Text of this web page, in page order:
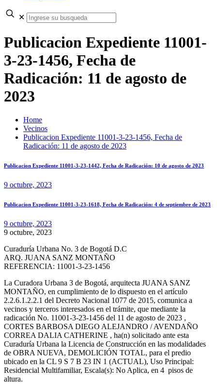
✕
Publicacion Expediente 11001-
3-23-1456, Fecha de
Radicación: 11 de agosto de
2023
Home
Vecinos
Publicacion Expediente 11001-3-23-1456, Fecha de
Radicación: 11 de agosto de 2023
Publicacion Expediente 11001-3-23-1442, Fecha de Radicación: 10 de agosto de 2023
9 octubre, 2023
Publicacion Expediente 11001-3-23-1618, Fecha de Radicación: 4 de septiembre de 2023
9 octubre, 2023
9 octubre, 2023
Curaduría Urbana No. 3 de Bogotá D.C
ARQ. JUANA SANZ MONTAÑO
REFERENCIA: 11001-3-23-1456
La Curadora Urbana 3 de Bogotá, arquitecta JUANA SANZ
MONTAÑO, en cumplimiento de lo dispuesto en el artículo
2.2.6.1.2.2.1 del Decreto Nacional 1077 de 2015, comunica a
vecinos y terceros interesados en el trámite, que mediante la
radicación No. 11001-3-23-1456 del 11 de agosto de 2023 ,
CORTES BARBOSA DIEGO ALEJANDRO / AVENDAÑO
CORREA DALIA CATHERINE , ha(n) solicitado ante esta
Curaduría Urbana la Licencia de Construcción en las modalidades
de OBRA NUEVA, DEMOLICIÓN TOTAL, para el predio
ubicado en la CL 9 S 7 B 23 IN 1 (ACTUAL), Uso Principal:
Residencial Multifamiliar, Escala(s): No Aplica, en 4 pisos de
altura.